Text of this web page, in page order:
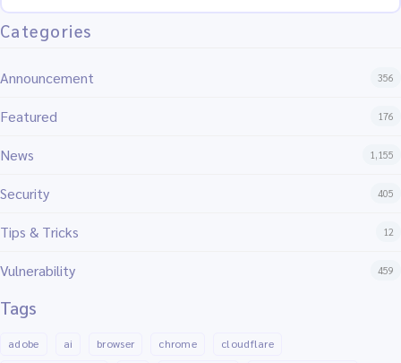
Categories
Announcement 356
Featured 176
News 1,155
Security 405
Tips & Tricks 12
Vulnerability 459
Tags
adobe ai browser chrome
cloudflare